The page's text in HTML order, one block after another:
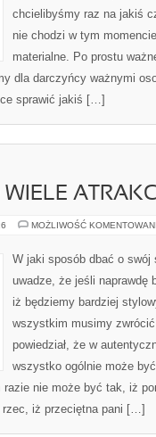
chcielibyśmy raz na jakiś
nie chodzi w tym
materialne. Po prostu
dla darczyńcy ważnymi
sprawić jakiś […]
MOŻLIWOŚĆ
W jaki sposób dbać o
uwadze, że jeśli naprawdę
iż będziemy bardziej
wszystkim musimy
powiedział, że w
wszystko ogólnie może
nie może być tak, iż
iż przeciętna pani […]